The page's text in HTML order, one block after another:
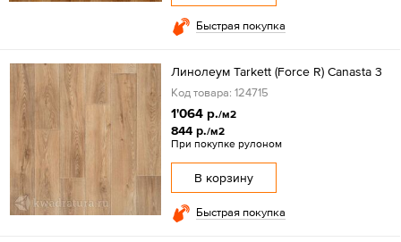
Быстрая покупка
Линолеум Tarkett (Force R) Canasta 3
Код товара: 124715
1'064 р./м2
844 р./м2
При покупке рулоном
В корзину
Быстрая покупка